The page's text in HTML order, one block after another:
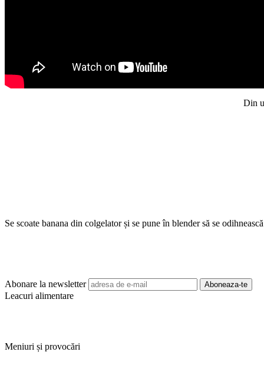
Din
Se scoate banana din colgelator și se pune în blender să se
Abonare la newsletter
Leacuri alimentare
Meniuri și provocări